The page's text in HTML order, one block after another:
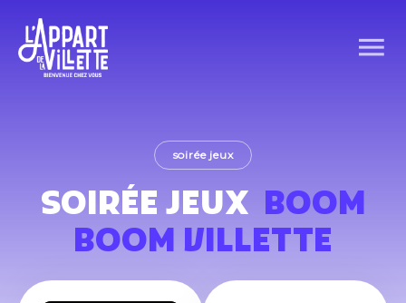
soirée jeux
SOIRÉE JEUX BOOM
BOOM VILLETTE